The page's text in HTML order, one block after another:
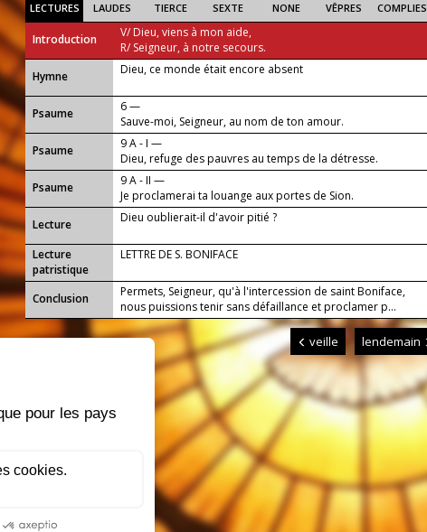
LECTURES LAUDES TIERCE SEXTE NONE VÊPRES COMPLIES
Introduction
V/ Dieu, viens à mon aide,
R/ Seigneur, à notre secours.
...
Hymne Dieu, ce monde était encore absent
Psaume
6 —
Sauve-moi, Seigneur, au nom de ton amour.
Psaume
9 A - I —
Dieu, refuge des pauvres au temps de la détresse.
Psaume
9 A - II —
Je proclamerai ta louange aux portes de Sion.
Lecture
Dieu oublierait-il d'avoir pitié ?
Lecture
patristique
LETTRE DE S. BONIFACE
Conclusion
Permets, Seigneur, qu'à l'intercession de saint Boniface,
nous puissions tenir sans défaillance et proclamer p...
veille lendemain